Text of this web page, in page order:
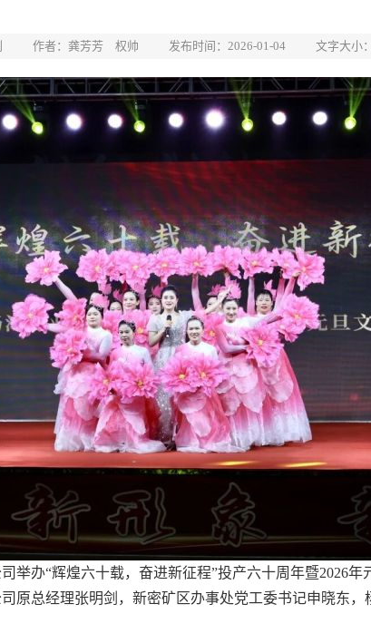
作者：龚芳芳 权帅 发布时间：2026-01-04 文字大小：
举办“辉煌六十载，奋进新征程”投产六十周年暨2026
原总经理张明剑，新密矿区办事处党工委书记申晓东